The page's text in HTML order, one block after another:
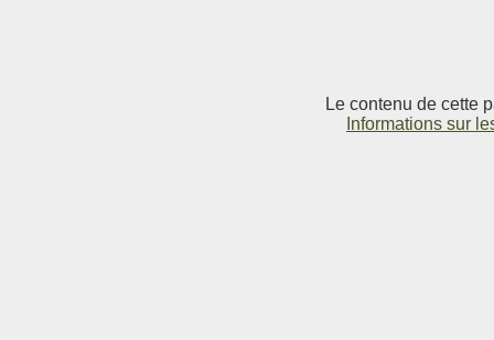
Le contenu de cette
Informations sur